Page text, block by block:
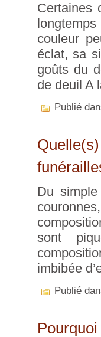
Certaines
couleur
éclat, sa
goûts du
de deuil A
Publié
Du
sont
imbibée
Publié